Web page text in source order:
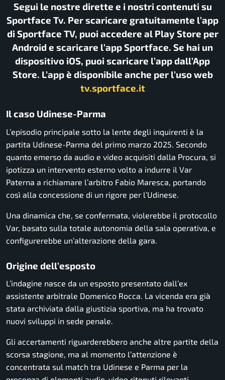
Segui le nostre dirette e i nostri contenuti su
Sportface Tv. Per scaricare gratuitamente l’app
di Sportface TV, puoi accedere al Play Store per
Android e scaricare l’app Sportface. Se hai un
dispositivo iOS, puoi scaricare l’app dall’App
Store. L’app è disponibile anche per l’uso web
tv.sportface.it
Il caso Udinese-Parma
L’episodio principale sotto la lente degli inquirenti è la
partita Udinese-Parma del primo marzo 2025. Secondo
quanto emerso da audio e video acquisiti dalla Procura, si
ipotizza un intervento esterno volto a indurre il Var
Paterna a richiamare l’arbitro Fabio Maresca , portando
così alla concessione di un rigore per l’Udinese.
Una dinamica che, se confermata, violerebbe il protocollo
Var, basato sulla totale autonomia della sala operativa, e
configurerebbe un’alterazione della gara.
Origine dell’esposto
L’indagine nasce da un esposto presentato dall’ex
assistente arbitrale Domenico Rocca. La vicenda era già
stata archiviata dalla giustizia sportiva, ma ha trovato
nuovi sviluppi in sede penale.
Gli accertamenti riguarderebbero anche altre partite della
scorsa stagione, ma al momento l’attenzione è
concentrata sul match tra Udinese e Parma per la